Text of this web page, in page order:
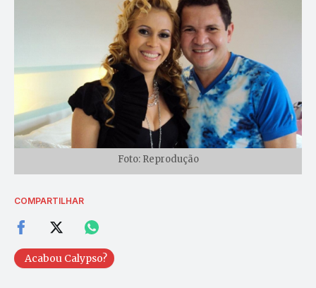
Foto: Reprodução
COMPARTILHAR
Acabou Calypso?